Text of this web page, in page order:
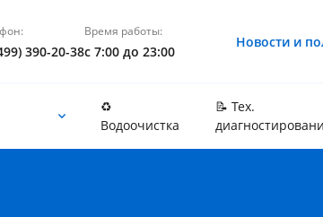
390-20-38
Время работы:
с 7:00 до 23:00
Новости и
♻️
Водоочистка
📝 Тех.